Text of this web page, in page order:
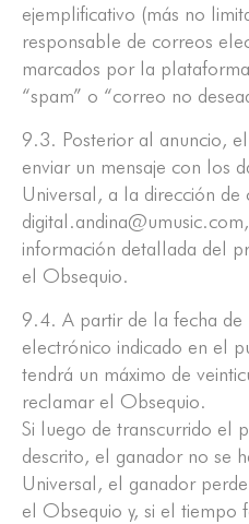
ejemplificativo (más no
responsable de correos
marcados por la
“spam” o “correo no
9.3. Posterior al anuncio,
enviar un mensaje con los
Universal, a la dirección
información detallada del
el Obsequio.
9.4. A partir de la fecha
electrónico indicado en el
tendrá un máximo de
reclamar el Obsequio.
Si luego de transcurrido el
descrito, el ganador no se
Universal, el ganador
el Obsequio y, si el tiempo